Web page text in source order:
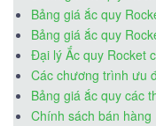
Bảng giá ắc quy
Bảng giá ắc quy
Đại lý Ắc quy Rocket
Các chương trình ưu
Bảng giá ắc quy các
Chính sách bán hàng